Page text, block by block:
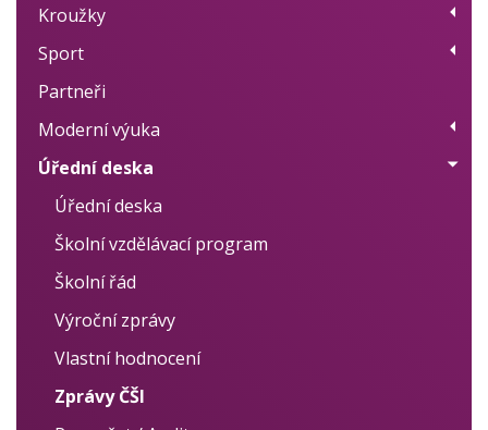
BELLhop systém
Kroužky
Přehled kroužků
Sport
Plán akcí
Výsledky
Partneři
Moderní výuka
Moderní metody učení
Projekty
Individuální přístup
Logopedie, nápravy
Cizí jazyky
Úřední deska
Úřední deska
Školní vzdělávací program
Školní řád
Výroční zprávy
Vlastní hodnocení
Zprávy ČŠI